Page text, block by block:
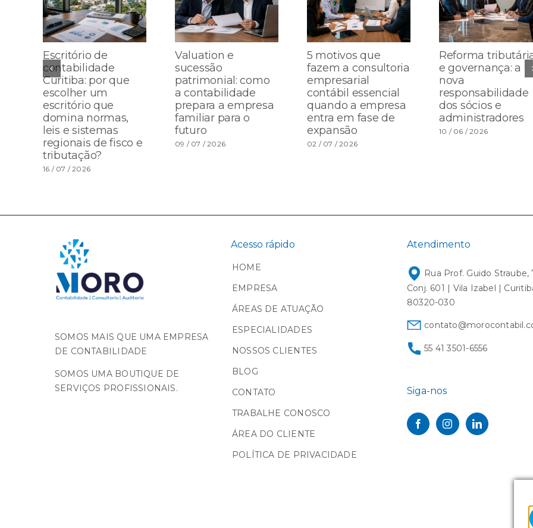
Escritório de
contabilidade
Curitiba: por que
escolher um
escritório que
domina normas,
leis e sistemas
regionais de fisco e
tributação?
16 / 07 / 2026
Valuation e
sucessão
patrimonial: como
a contabilidade
prepara a empresa
familiar para o
futuro
09 / 07 / 2026
5 motivos que
fazem a consultoria
empresarial
contábil essencial
quando a empresa
entra em fase de
expansão
02 / 07 / 2026
Reforma
e governança: a
nova
responsabilidade
dos sócios e
administradores
10 / 06 / 2026
SOMOS MAIS QUE UMA EMPRESA
DE CONTABILIDADE
SOMOS UMA BOUTIQUE DE
SERVIÇOS PROFISSIONAIS.
Acesso rápido
HOME
EMPRESA
ÁREAS DE ATUAÇÃO
ESPECIALIDADES
NOSSOS CLIENTES
BLOG
CONTATO
TRABALHE CONOSCO
ÁREA DO CLIENTE
POLÍTICA DE PRIVACIDADE
Atendimento
Rua Prof. Guido Straube,
Conj. 601 | Vila Izabel |
80320-030
55 41 3501-6556
Siga-nos